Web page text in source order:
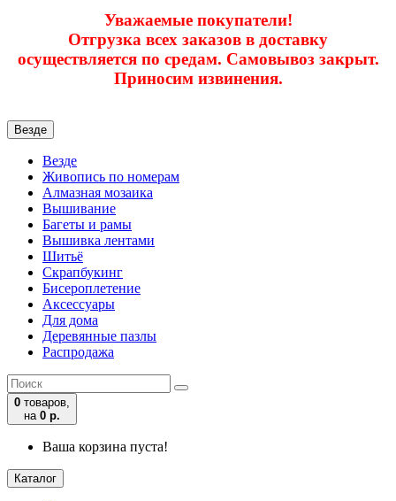
Уважаемые покупатели!
Отгрузка всех заказов в доставку
осуществляется по средам. Самовывоз закрыт.
Приносим извинения.
Везде
Везде
Живопись по номерам
Алмазная мозаика
Вышивание
Багеты и рамы
Вышивка лентами
Шитьё
Скрапбукинг
Бисероплетение
Аксессуары
Для дома
Деревянные пазлы
Распродажа
0 товаров,
на 0 р.
Ваша корзина пуста!
Каталог